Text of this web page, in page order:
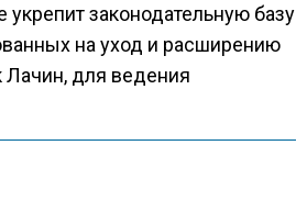
законодательную базу
на уход и расширению
Лачин, для ведения